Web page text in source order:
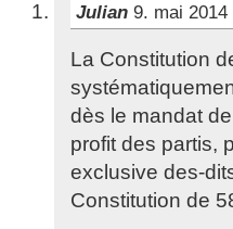
Julian 9. mai
La Constitution
dès le mandat
profit des partis,
exclusive des-
Constitution de